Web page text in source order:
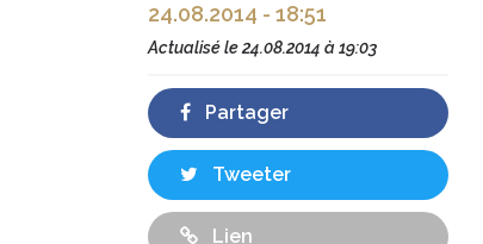
24.08.2014 - 18:51
Actualisé le24.08.2014 à 19:03
Partager
Tweeter
Lien